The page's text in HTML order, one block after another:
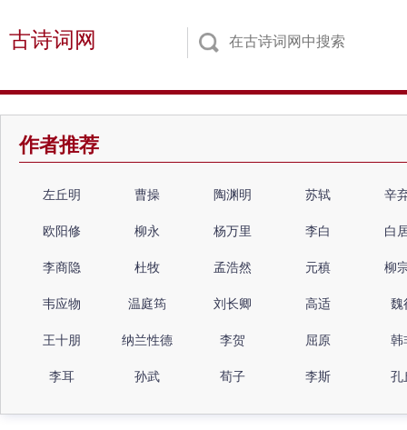
古诗词网
作者推荐
左丘明 曹操 陶渊明 苏轼 辛
欧阳修 柳永 杨万里 李白 白
李商隐 杜牧 孟浩然 元稹 柳
韦应物 温庭筠 刘长卿 高适 魏
王十朋 纳兰性德 李贺 屈原 韩
李耳 孙武 荀子 李斯 孔